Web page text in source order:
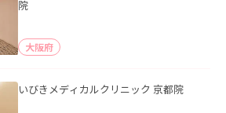
院
大阪府
いびきメディカルクリニック 京都院